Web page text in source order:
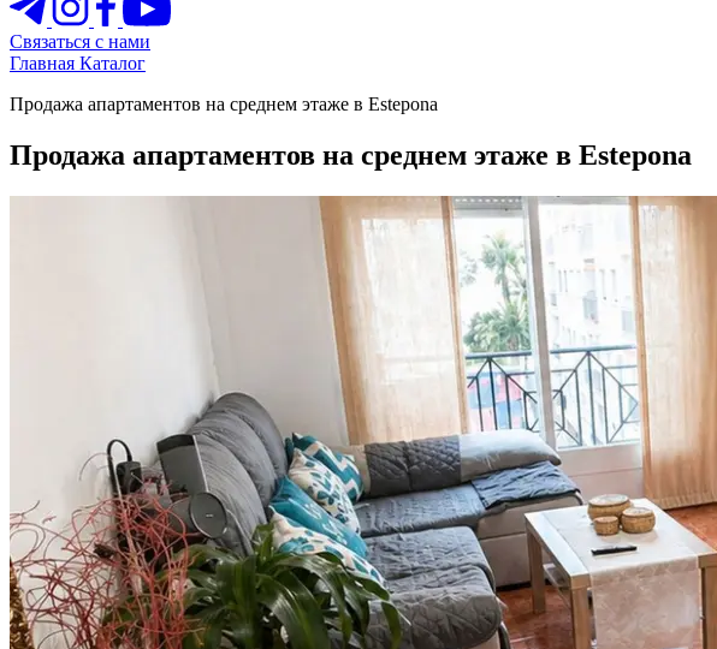
Связаться с нами
Главная Каталог
Продажа апартаментов на среднем этаже в Estepona
Продажа апартаментов на среднем этаже в Estepona